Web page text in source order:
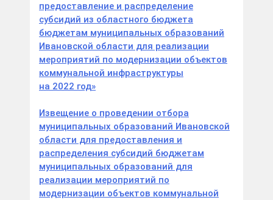
предоставление и распределение
субсидий из областного бюджета
бюджетам муниципальных образований
Ивановской области для реализации
мероприятий по модернизации объектов
коммунальной инфраструктуры
на 2022 год»
Извещение о проведении отбора
муниципальных образований Ивановской
области для предоставления и
распределения субсидий бюджетам
муниципальных образований для
реализации мероприятий по
модернизации объектов коммунальной